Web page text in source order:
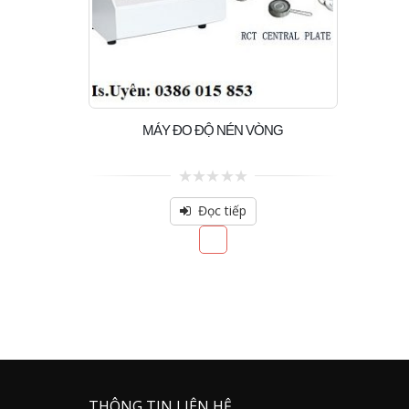
MÁY ĐO ĐỘ NÉN VÒNG
0
out
of
Đọc tiếp